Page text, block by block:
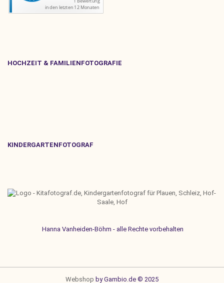
HOCHZEIT & FAMILIENFOTOGRAFIE
KINDERGARTENFOTOGRAF
Hanna Vanheiden-Böhm - alle Rechte vorbehalten
Webshop by Gambio.de © 2025